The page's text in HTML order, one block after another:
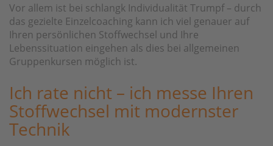
Vor allem ist bei schlangk Individualität Trumpf – durch
das gezielte Einzelcoaching kann ich viel genauer auf
Ihren persönlichen Stoffwechsel und Ihre
Lebenssituation eingehen als dies bei allgemeinen
Gruppenkursen möglich ist.
Ich rate nicht – ich messe Ihren
Stoffwechsel mit modernster
Technik